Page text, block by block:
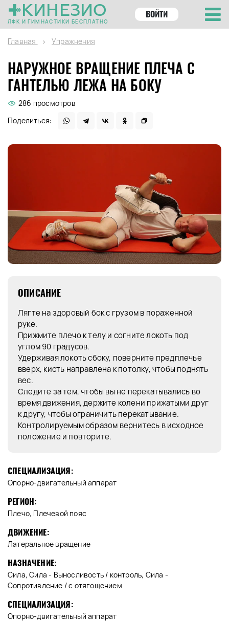
КИНЕЗИО
ЛФК И ГИМНАСТИКИ БЕСПЛАТНО
ВОЙТИ
Главная Упражнения
НАРУЖНОЕ ВРАЩЕНИЕ ПЛЕЧА С
ГАНТЕЛЬЮ ЛЕЖА НА БОКУ
286 просмотров
Поделиться:
ОПИСАНИЕ
Лягте на здоровый бок с грузом в пораженной
руке.
Прижмите плечо к телу и согните локоть под
углом 90 градусов.
Удерживая локоть сбоку, поверните предплечье
вверх, кисть направлена к потолку, чтобы поднять
вес.
Следите за тем, чтобы вы не перекатывались во
время движения, держите колени прижатыми друг
к другу, чтобы ограничить перекатывание.
Контролируемым образом вернитесь в исходное
положение и повторите.
СПЕЦИАЛИЗАЦИЯ:
Опорно-двигательный аппарат
РЕГИОН:
Плечо, Плечевой пояс
ДВИЖЕНИЕ:
Латеральное вращение
НАЗНАЧЕНИЕ:
Сила, Сила - Выносливость / контроль, Сила -
Сопротивление / с отягощением
СПЕЦИАЛИЗАЦИЯ:
Опорно-двигательный аппарат